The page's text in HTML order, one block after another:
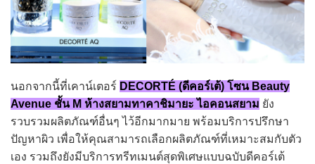
นอกจากนี้ที่เคาน์เตอร์ DECORTÉ (ดีคอร์เต้) โซน Beauty
Avenue ชั้น M ห้างสยามทาคาชิมายะ ไอคอนสยาม ยัง
รวบรวมผลิตภัณฑ์อื่นๆ ไว้อีกมากมาย พร้อมบริการปรึกษา
ปัญหาผิว เพื่อให้คุณสามารถเลือกผลิตภัณฑ์ที่เหมาะสมกับตัว
เอง รวมถึงยังมีบริการทรีทเมนต์สุดพิเศษแบบฉบับดีคอร์เต้